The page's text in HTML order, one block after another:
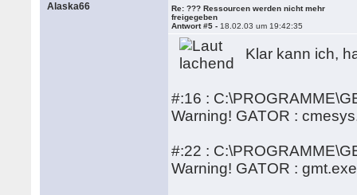
Alaska66
Re: ??? Ressourcen werden nicht mehr
freigegeben
Antwort #5 - 18.02.03 um 19:42:35
Klar kann ich,
#:16 :
Warning! GATOR :
#:22 :
Warning! GATOR :